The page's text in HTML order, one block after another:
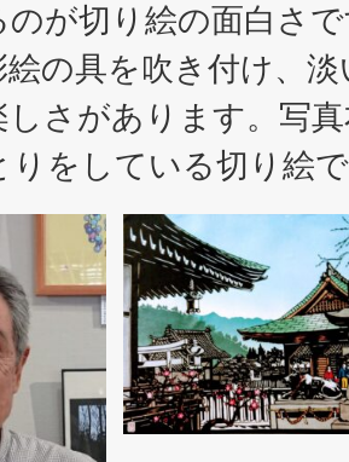
のが切り絵の面白さ
の具を吹き付け、
さがあります。写
りをしている切り絵